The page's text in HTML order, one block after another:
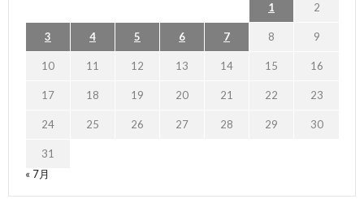
1 2
3 4 5 6 7 8 9
10 11 12 13 14 15 16
17 18 19 20 21 22 23
24 25 26 27 28 29 30
31
« 7月